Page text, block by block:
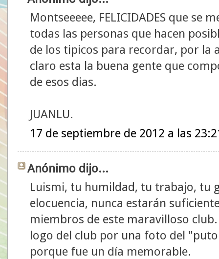
Montseeeee, FELICIDADES que se
todas las personas que hacen
de los tipicos para recordar, por la
claro esta la buena gente que
de esos dias.
JUANLU.
17 de septiembre de 2012 a las
Anónimo dijo...
Luismi, tu humildad, tu trabajo, tu
elocuencia, nunca estarán
miembros de este maravilloso
logo del club por una foto del
porque fue un día memorable.